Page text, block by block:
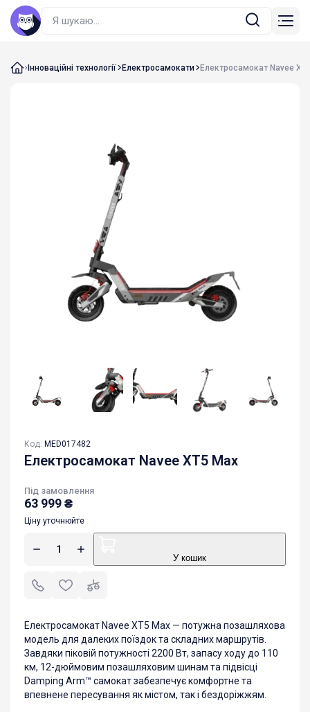
Інноваційні технології Електросамокати Електросамокат Navee
Код: MED017482
Електросамокат Navee XT5 Max
Під замовлення
63 999₴
Ціну уточнюйте
У кошик
Електросамокат Navee XT5 Max — потужна позашляхова
модель для далеких поїздок та складних маршрутів.
Завдяки піковій потужності 2200 Вт, запасу ходу до 110
км, 12-дюймовим позашляховим шинам та підвісці
Damping Arm™ самокат забезпечує комфортне та
впевнене пересування як містом, так і бездоріжжям.